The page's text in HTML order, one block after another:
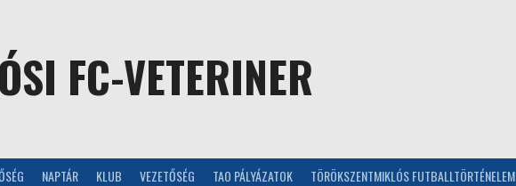
FC-VETERINER
NAPTÁR KLUB VEZETŐSÉG TAO PÁLYÁZATOK TÖRÖKSZENTMIKLÓS FUTBALLTÖRTÉNELEM